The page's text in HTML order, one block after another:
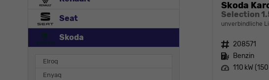
Skoda
unverbindliche
Fahrzeugnr. 208571
Kraftstoff Benzin
Leistung 110 kW
Seat
Skoda
Elroq
Enyaq